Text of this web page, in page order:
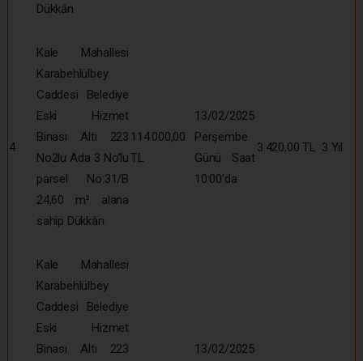
Dükkân
4
Kale Mahallesi
Karabehlülbey
Caddesi Belediye
Eski Hizmet
Binası Altı 223
No2lu Ada 3 No’lu
parsel No:31/B
24,60 m² alana
sahip Dükkân
114.000,00
TL
13/02/2025
Perşembe
Günü Saat
10:00’da
3.420,00 TL 3 Yıl
Kale Mahallesi
Karabehlülbey
Caddesi Belediye
Eski Hizmet
Binası Altı 223
13/02/2025